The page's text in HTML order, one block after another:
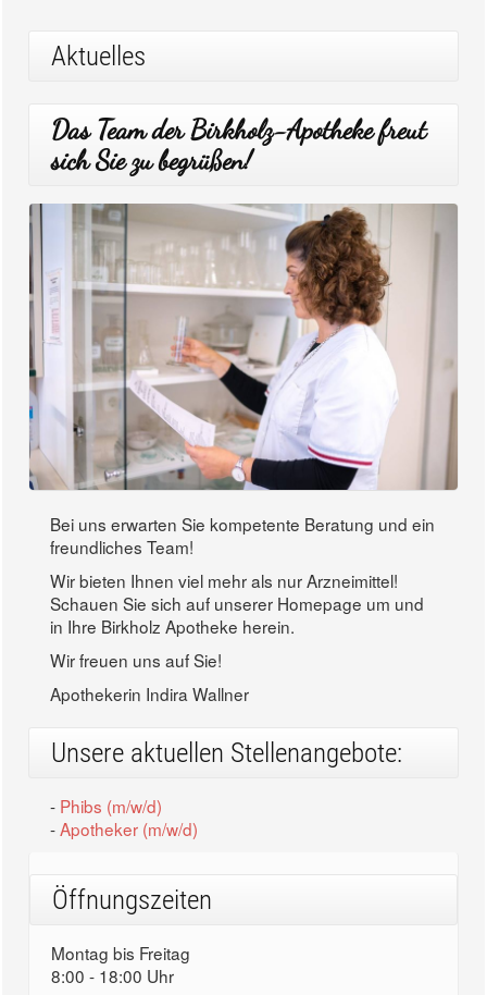
Aktuelles
Das Team der Birkholz-Apotheke freut
sich Sie zu begrüßen!
Bei uns erwarten Sie kompetente Beratung und ein
freundliches Team!
Wir bieten Ihnen viel mehr als nur Arzneimittel!
Schauen Sie sich auf unserer Homepage um und
in Ihre Birkholz Apotheke herein.
Wir freuen uns auf Sie!
Apothekerin Indira Wallner
Unsere aktuellen Stellenangebote:
- Phibs (m/w/d)
-Apotheker (m/w/d)
Öffnungszeiten
Montag bis Freitag
8:00 - 18:00 Uhr